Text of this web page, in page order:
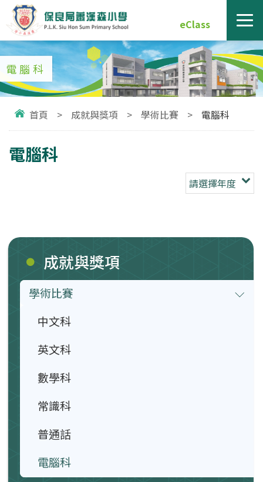
eClass
電腦科
首頁 > 成就與獎項 > 學術比賽 > 電腦科
電腦科
請選擇年度
成就與獎項
學術比賽
中文科
英文科
數學科
常識科
普通話
電腦科